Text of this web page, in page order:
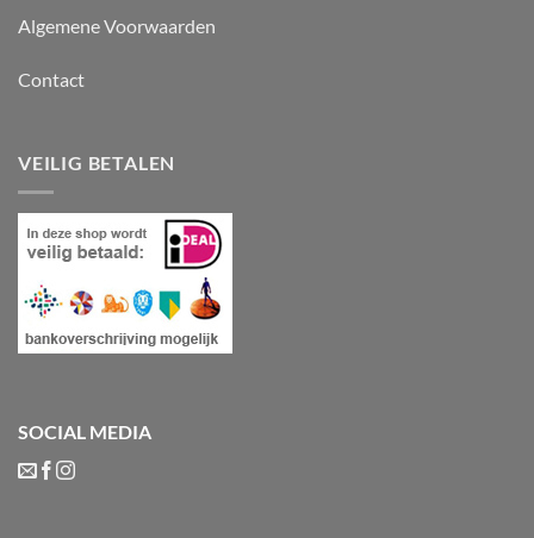
Algemene Voorwaarden
Contact
VEILIG BETALEN
SOCIAL MEDIA